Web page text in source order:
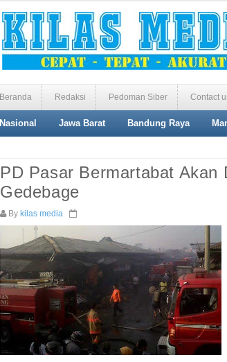
Beranda Redaksi Pedoman Siber Contact
Nasional Jawa Barat Bandung Raya
PD Pasar Bermartabat Akan
Gedebage
By kilas media